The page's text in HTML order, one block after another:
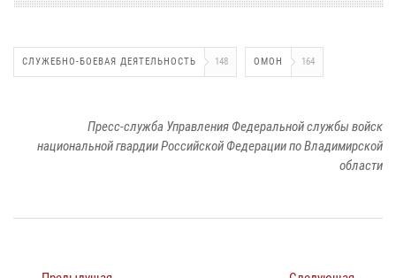
СЛУЖЕБНО-БОЕВАЯ ДЕЯТЕЛЬНОСТЬ 148 ОМОН 164
Пресс-служба Управления Федеральной службы войск
национальной гвардии Российской Федерации по Владимирской
области